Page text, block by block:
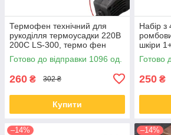
Термофен технічний для
рукоділля термоусадки 220В
200С LS-300, термо фен
Готово до відправки 1096 од.
260 ₴ 302 ₴
Купити
Набір з
шкіри
Готово
250 ₴
–14% –14%